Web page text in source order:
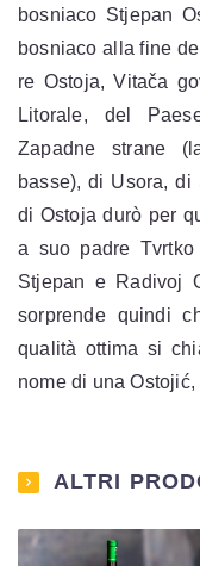
bosniaco Stjepan
bosniaco alla fine
re Ostoja, Vitača
Litorale, del
Zapadne strane
basse), di Usora,
di Ostoja durò per
a suo padre
Stjepan e Radivoj
sorprende quindi
qualità ottima si
nome di una
ALTRI